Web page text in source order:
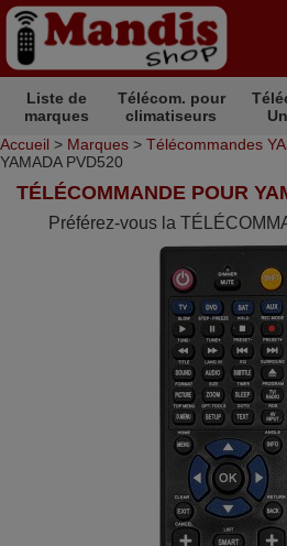
Liste de
marques
Télécom. pour
climatiseurs
Accueil > Marques > Télécommandes
YAMADA PVD520
TÉLÉCOMMANDE POUR
Préférez-vous la